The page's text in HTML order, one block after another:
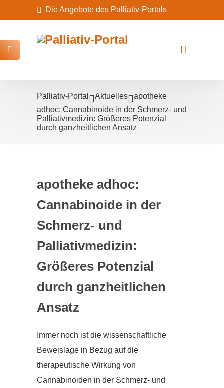
Die Angebote des Palliativ-Portals
Palliativ-Portal Aktuelles
apotheke
adhoc: Cannabinoide in der Schmerz- und
Palliativmedizin: Größeres Potenzial
durch ganzheitlichen Ansatz
apotheke adhoc:
Cannabinoide in der
Schmerz- und
Palliativmedizin:
Größeres Potenzial
durch ganzheitlichen
Ansatz
Immer noch ist die wissenschaftliche
Beweislage in Bezug auf die
therapeutische Wirkung von
Cannabinoiden in der Schmerz- und